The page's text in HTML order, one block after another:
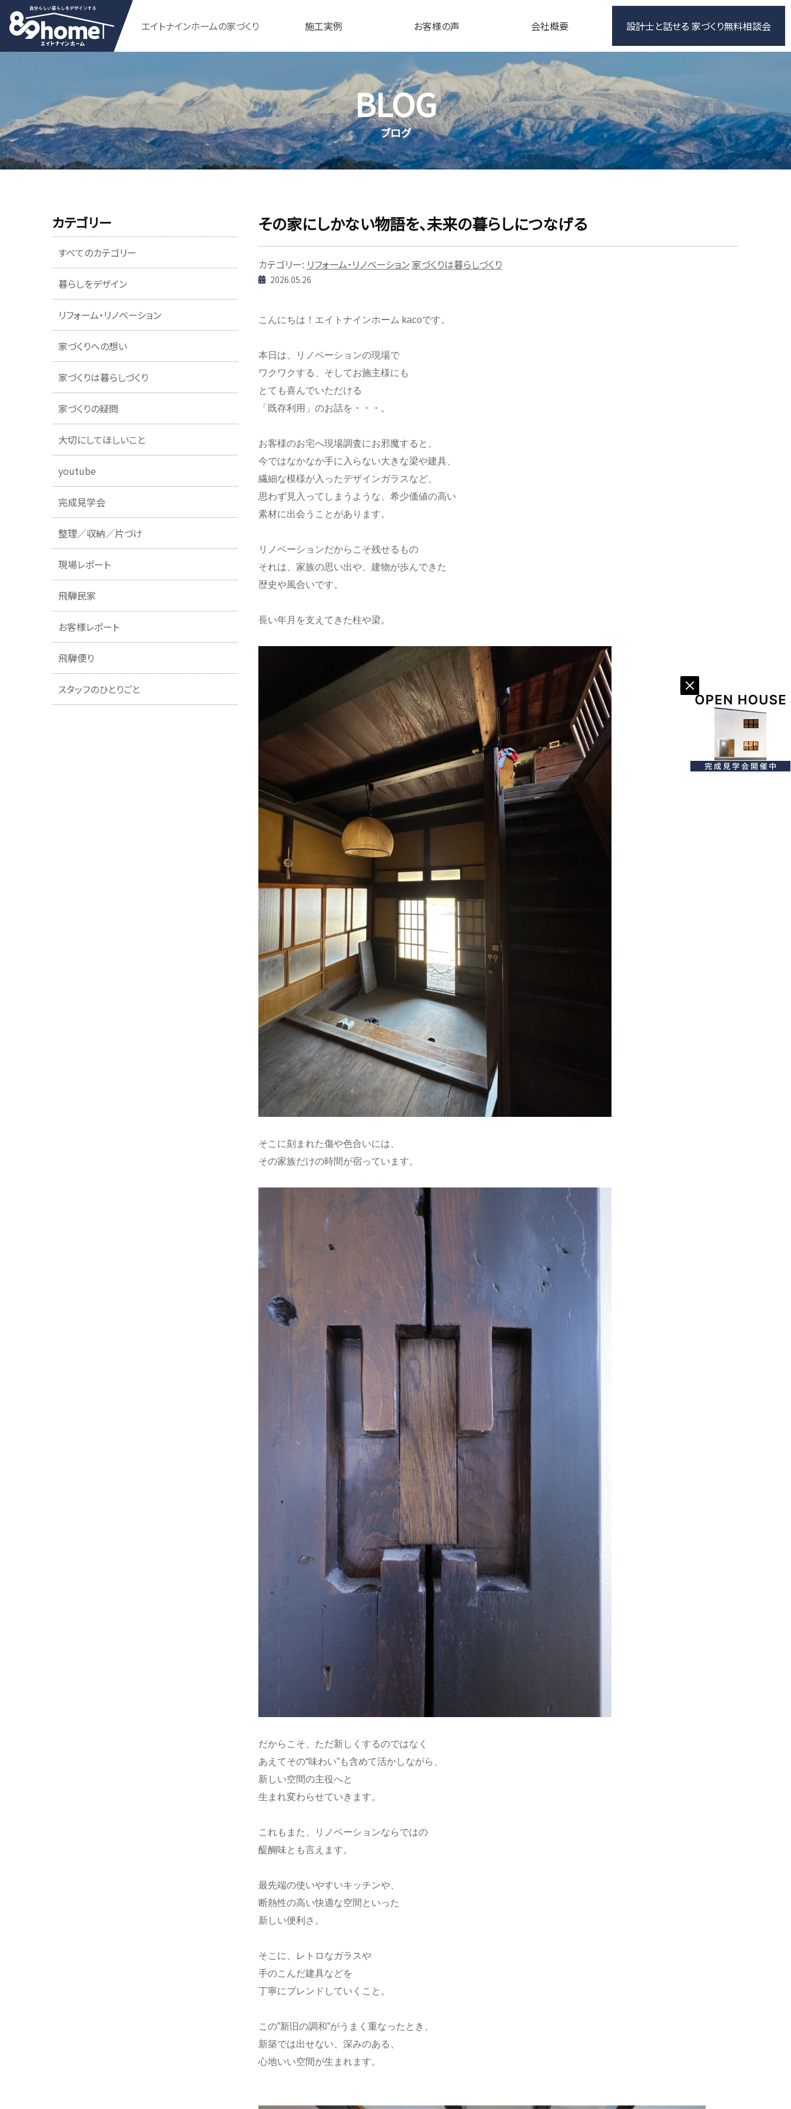
エイトナインホームの家づくり 施工実例 お客様の声 会社概要 設計士と話せる 家づくり無料相談会
BLOG
ブログ
その家にしかない物語を、未来の暮らしにつなげる
カテゴリー: リフォーム・リノベーション家づくりは暮らしづくり
2026.05.26
こんにちは！ エイトナインホーム kacoです。
本日は、
リノベーションの現場で
ワクワクする、 そしてお施主様にも
とても喜んでいただける
「既存利用」のお話を・・・。
お客様のお宅へ現場調査にお邪魔すると、
今ではなかなか手に入らない大きな梁や建具、
繊細な模様が入ったデザインガラスなど、
思わず見入ってしまうような、 希少価値の高い
素材に出会うことがあります。
リノベーションだからこそ残せるもの
それは、 家族の思い出や、建物が歩んできた
歴史や風合いです。
長い年月を支えてきた柱や梁。
そこに刻まれた傷や色合いには、
その家族だけの時間が宿っています。
だからこそ、 ただ新しくするのではなく
あえてその“味わい”も含めて活かしながら、
新しい空間の主役へと
生まれ変わらせていきます。
これもまた、
リノベーションならではの
醍醐味とも言えます。
最先端の使いやすいキッチンや、
断熱性の高い快適な空間といった
新しい便利さ。
そこに、
レトロなガラスや
手のこんだ建具などを
丁寧にブレンドしていくこと。
この”新旧の調和”がうまく重なったとき、
新築では出せない、 深みのある、
心地いい空間が生まれます。
カテゴリー
すべてのカテゴリー
暮らしをデザイン
リフォーム・リノベーション
家づくりへの想い
家づくりは暮らしづくり
家づくりの疑問
大切にしてほしいこと
youtube
完成見学会
整理／収納／片づけ
現場レポート
飛騨民家
お客様レポート
飛騨便り
スタッフのひとりごと